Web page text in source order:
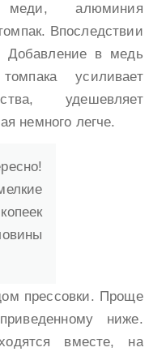
меди, алюминия
Впоследствии
Добавление в медь
усиливает
удешевляет
немного легче.
прессовки. Проще
ниже.
вместе, на